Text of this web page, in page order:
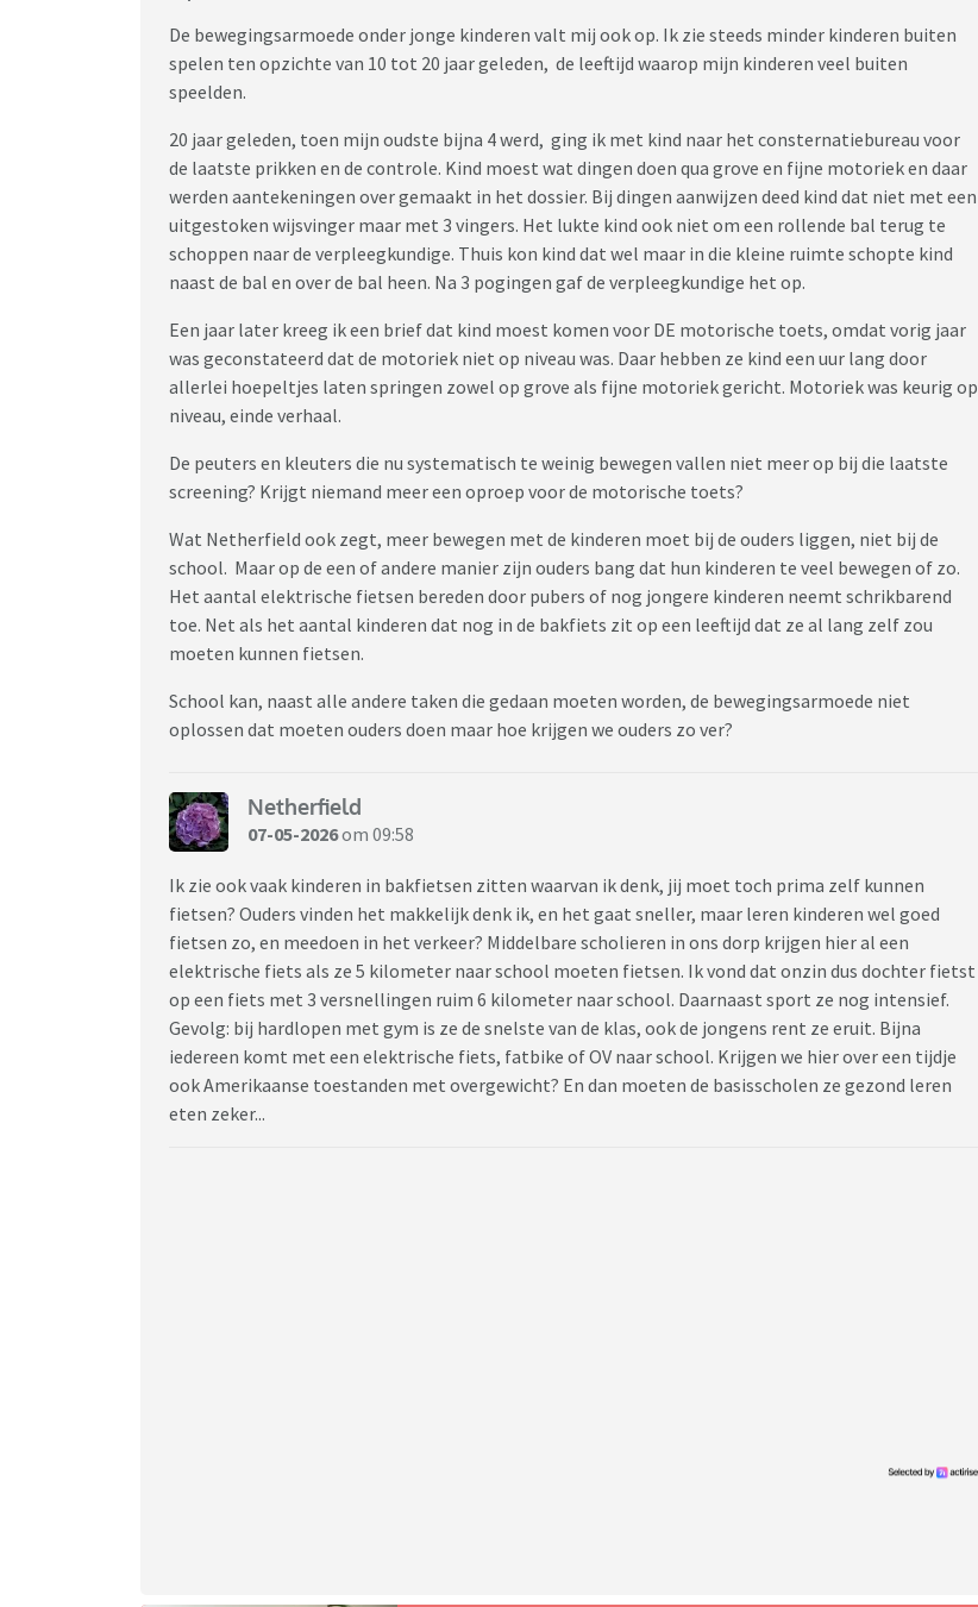
De bewegingsarmoede onder jonge kinderen valt mij ook op. Ik zie steeds minder kinderen buiten
spelen ten opzichte van 10 tot 20 jaar geleden, de leeftijd waarop mijn kinderen veel buiten
speelden.
20 jaar geleden, toen mijn oudste bijna 4 werd, ging ik met kind naar het consternatiebureau voor
de laatste prikken en de controle. Kind moest wat dingen doen qua grove en fijne motoriek en daar
werden aantekeningen over gemaakt in het dossier. Bij dingen aanwijzen deed kind dat niet met een
uitgestoken wijsvinger maar met 3 vingers. Het lukte kind ook niet om een rollende bal terug te
schoppen naar de verpleegkundige. Thuis kon kind dat wel maar in die kleine ruimte schopte kind
naast de bal en over de bal heen. Na 3 pogingen gaf de verpleegkundige het op.
Een jaar later kreeg ik een brief dat kind moest komen voor DE motorische toets, omdat vorig jaar
was geconstateerd dat de motoriek niet op niveau was. Daar hebben ze kind een uur lang door
allerlei hoepeltjes laten springen zowel op grove als fijne motoriek gericht. Motoriek was keurig op
niveau, einde verhaal.
De peuters en kleuters die nu systematisch te weinig bewegen vallen niet meer op bij die laatste
screening? Krijgt niemand meer een oproep voor de motorische toets?
Wat Netherfield ook zegt, meer bewegen met de kinderen moet bij de ouders liggen, niet bij de
school. Maar op de een of andere manier zijn ouders bang dat hun kinderen te veel bewegen of zo.
Het aantal elektrische fietsen bereden door pubers of nog jongere kinderen neemt schrikbarend
toe. Net als het aantal kinderen dat nog in de bakfiets zit op een leeftijd dat ze al lang zelf zou
moeten kunnen fietsen.
School kan, naast alle andere taken die gedaan moeten worden, de bewegingsarmoede niet
oplossen dat moeten ouders doen maar hoe krijgen we ouders zo ver?
Netherfield
07-05-2026om 09:58
Ik zie ook vaak kinderen in bakfietsen zitten waarvan ik denk, jij moet toch prima zelf kunnen
fietsen? Ouders vinden het makkelijk denk ik, en het gaat sneller, maar leren kinderen wel goed
fietsen zo, en meedoen in het verkeer? Middelbare scholieren in ons dorp krijgen hier al een
elektrische fiets als ze 5 kilometer naar school moeten fietsen. Ik vond dat onzin dus dochter fietst
op een fiets met 3 versnellingen ruim 6 kilometer naar school. Daarnaast sport ze nog intensief.
Gevolg: bij hardlopen met gym is ze de snelste van de klas, ook de jongens rent ze eruit. Bijna
iedereen komt met een elektrische fiets, fatbike of OV naar school. Krijgen we hier over een tijdje
ook Amerikaanse toestanden met overgewicht? En dan moeten de basisscholen ze gezond leren
eten zeker...